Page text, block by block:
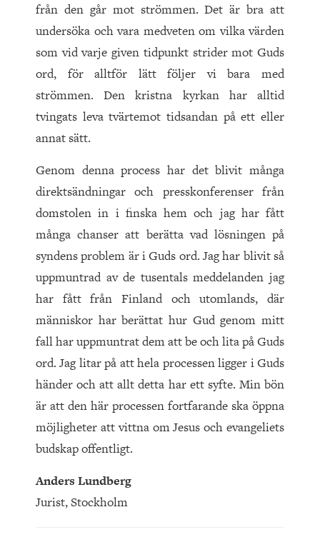
från den går mot strömmen. Det är bra att
undersöka och vara medveten om vilka värden
som vid varje given tidpunkt strider mot Guds
ord, för alltför lätt följer vi bara med
strömmen. Den kristna kyrkan har alltid
tvingats leva tvärtemot tidsandan på ett eller
annat sätt.
Genom denna process har det blivit många
direktsändningar och presskonferenser från
domstolen in i finska hem och jag har fått
många chanser att berätta vad lösningen på
syndens problem är i Guds ord. Jag har blivit så
uppmuntrad av de tusentals meddelanden jag
har fått från Finland och utomlands, där
människor har berättat hur Gud genom mitt
fall har uppmuntrat dem att be och lita på Guds
ord. Jag litar på att hela processen ligger i Guds
händer och att allt detta har ett syfte. Min bön
är att den här processen fortfarande ska öppna
möjligheter att vittna om Jesus och evangeliets
budskap offentligt.
Anders Lundberg
Jurist, Stockholm